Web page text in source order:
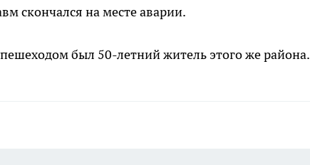
скончался на месте аварии.
был 50-летний житель этого же района.